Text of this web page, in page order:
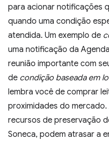
para acionar notificações
quando uma condição
atendida. Um exemplo de
uma notificação da
reunião importante com
de condição baseada em
lembra você de comprar
proximidades do
recursos de preservação
Soneca, podem atrasar a